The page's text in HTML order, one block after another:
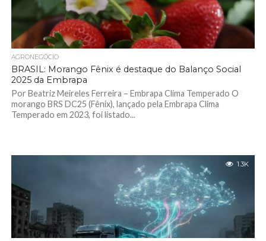
AGRONEGÓCIO
BRASIL: Morango Fênix é destaque do Balanço Social
2025 da Embrapa
Por Beatriz Meireles Ferreira – Embrapa Clima Temperado O
morango BRS DC25 (Fênix), lançado pela Embrapa Clima
Temperado em 2023, foi listado...
1.3K